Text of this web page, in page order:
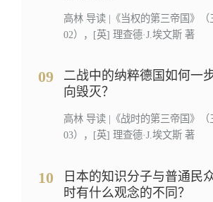
高林 导读 |《当权的第三帝国》（
02），[英] 理查德·J.埃文斯 著
09
二战中的纳粹德国如何一
向毁灭？
高林 导读 |《战时的第三帝国》（
03），[英] 理查德·J.埃文斯 著
10
日本的知识分子与普通民
时有什么观念的不同？